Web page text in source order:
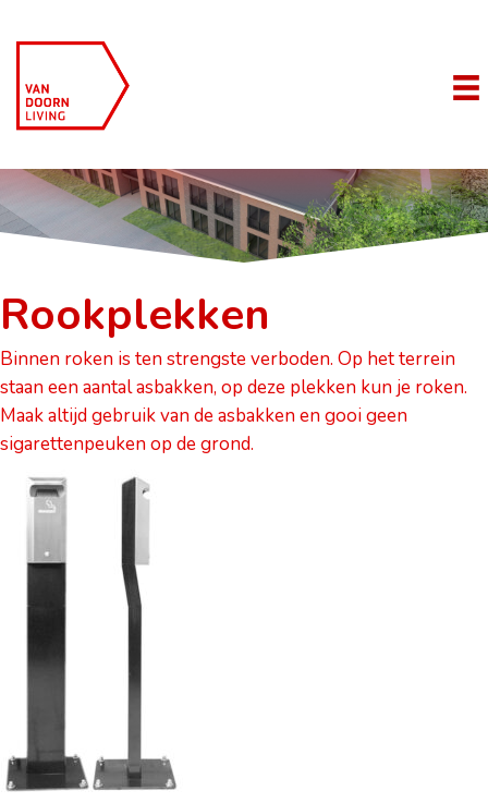
Rookplekken
Binnen roken is ten strengste verboden. Op het terrein
staan een aantal asbakken, op deze plekken kun je roken.
Maak altijd gebruik van de asbakken en gooi geen
sigarettenpeuken op de grond.